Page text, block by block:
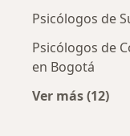
Psicólogos de
Psicólogos de
en Bogotá
Ver más (12)